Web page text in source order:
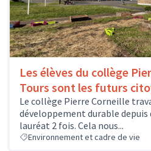
Les élèves du collège
Tours sont les futurs
Le collège Pierre Corneille
développement durable depuis
lauréat 2 fois. Cela nous...
Environnement et cadre de vie